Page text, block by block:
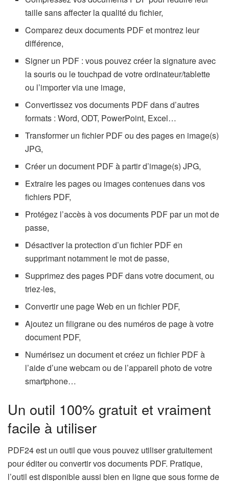
taille sans affecter la qualité du fichier,
Comparez deux documents PDF et montrez leur
différence,
Signer un PDF : vous pouvez créer la signature avec
la souris ou le touchpad de votre ordinateur/tablette
ou l’importer via une image,
Convertissez vos documents PDF dans d’autres
formats : Word, ODT, PowerPoint, Excel…
Transformer un fichier PDF ou des pages en image(s)
JPG,
Créer un document PDF à partir d’image(s) JPG,
Extraire les pages ou images contenues dans vos
fichiers PDF,
Protégez l’accès à vos documents PDF par un mot de
passe,
Désactiver la protection d’un fichier PDF en
supprimant notamment le mot de passe,
Supprimez des pages PDF dans votre document, ou
triez-les,
Convertir une page Web en un fichier PDF,
Ajoutez un filigrane ou des numéros de page à votre
document PDF,
Numérisez un document et créez un fichier PDF à
l’aide d’une webcam ou de l’appareil photo de votre
smartphone…
Un outil 100% gratuit et vraiment
facile à utiliser
PDF24 est un outil que vous pouvez utiliser gratuitement
pour éditer ou convertir vos documents PDF. Pratique,
l’outil est disponible aussi bien en ligne que sous forme de